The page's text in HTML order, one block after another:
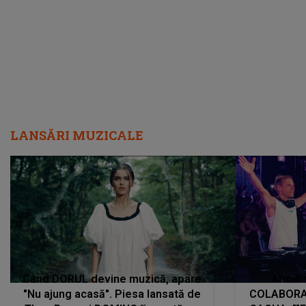
LANSĂRI MUZICALE
Când DORUL devine muzică, apare
"Nu ajung acasă". Piesa lansată de